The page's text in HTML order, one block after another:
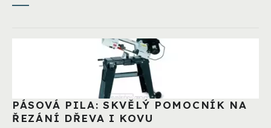
PÁSOVÁ PILA: SKVĚLÝ POMOCNÍK NA
ŘEZÁNÍ DŘEVA I KOVU